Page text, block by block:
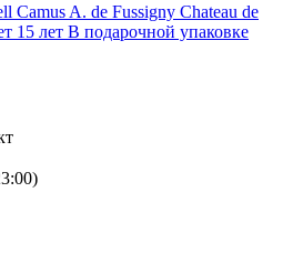
Camus A. de Fussigny Chateau de
15 лет В подарочной упаковке